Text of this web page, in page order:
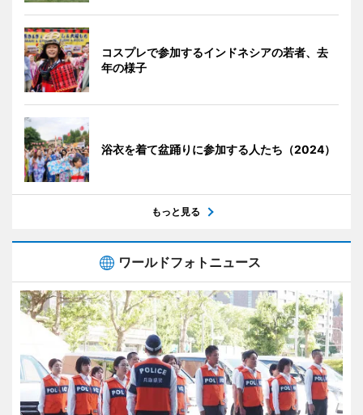
コスプレで参加するインドネシアの若者、去
年の様子
浴衣を着て盆踊りに参加する人たち（2024）
もっと見る
ワールドフォトニュース